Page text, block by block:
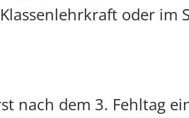
oder im
nach dem 3. Fehltag